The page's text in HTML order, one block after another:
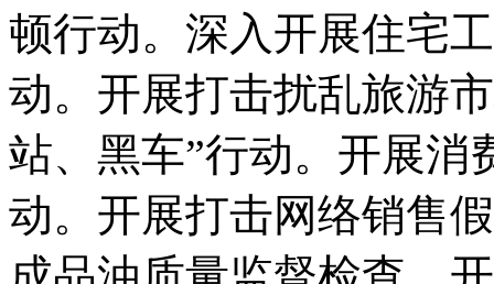
顿行动。深入开展住宅
动。开展打击扰乱旅游
站、黑车”行动。开展消
动。开展打击网络销售